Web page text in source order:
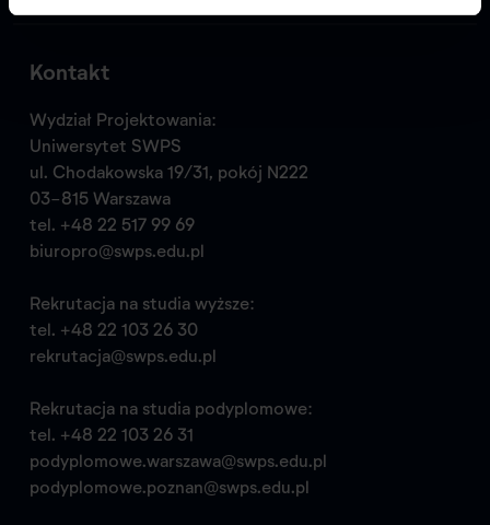
Kontakt
Wydział Projektowania:
Uniwersytet SWPS
ul. Chodakowska 19/31, pokój N222
03-815 Warszawa
tel. +48 22 517 99 69
biuropro@swps.edu.pl
Rekrutacja na studia wyższe:
tel. +48 22 103 26 30
rekrutacja@swps.edu.pl
Rekrutacja na studia podyplomowe:
tel. +48 22 103 26 31
podyplomowe.warszawa@swps.edu.pl
podyplomowe.poznan@swps.edu.pl